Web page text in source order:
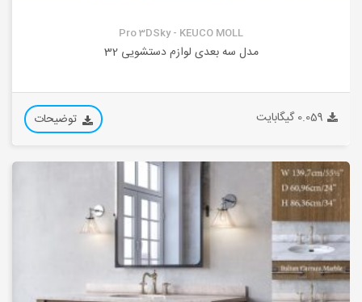
Pro 3DSky - KEUCO MOLL
مدل سه بعدی لوازم دستشویی 32
0.059 گیگابایت توضیحات